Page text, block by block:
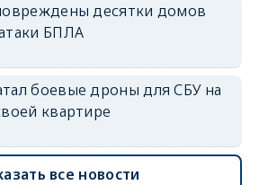
десятки домов
БПЛА
боевые дроны для СБУ на
квартире
все новости